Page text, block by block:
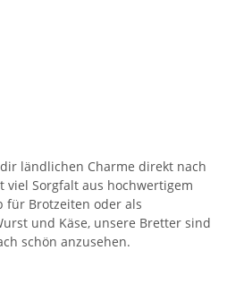
ländlichen Charme direkt nach
viel Sorgfalt aus hochwertigem
für Brotzeiten oder als
und Käse, unsere Bretter sind
schön anzusehen.